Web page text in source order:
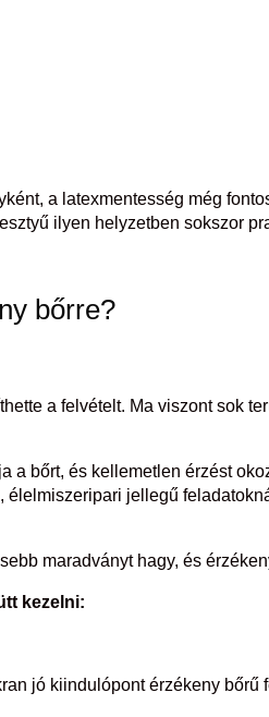
a latexmentesség még
ilyen helyzetben sokszor
bőrre?
a felvételt. Ma viszont sok
a bőrt, és kellemetlen érzést
jellegű
maradványt hagy, és
kezelni:
jó kiindulópont érzékeny bőrű